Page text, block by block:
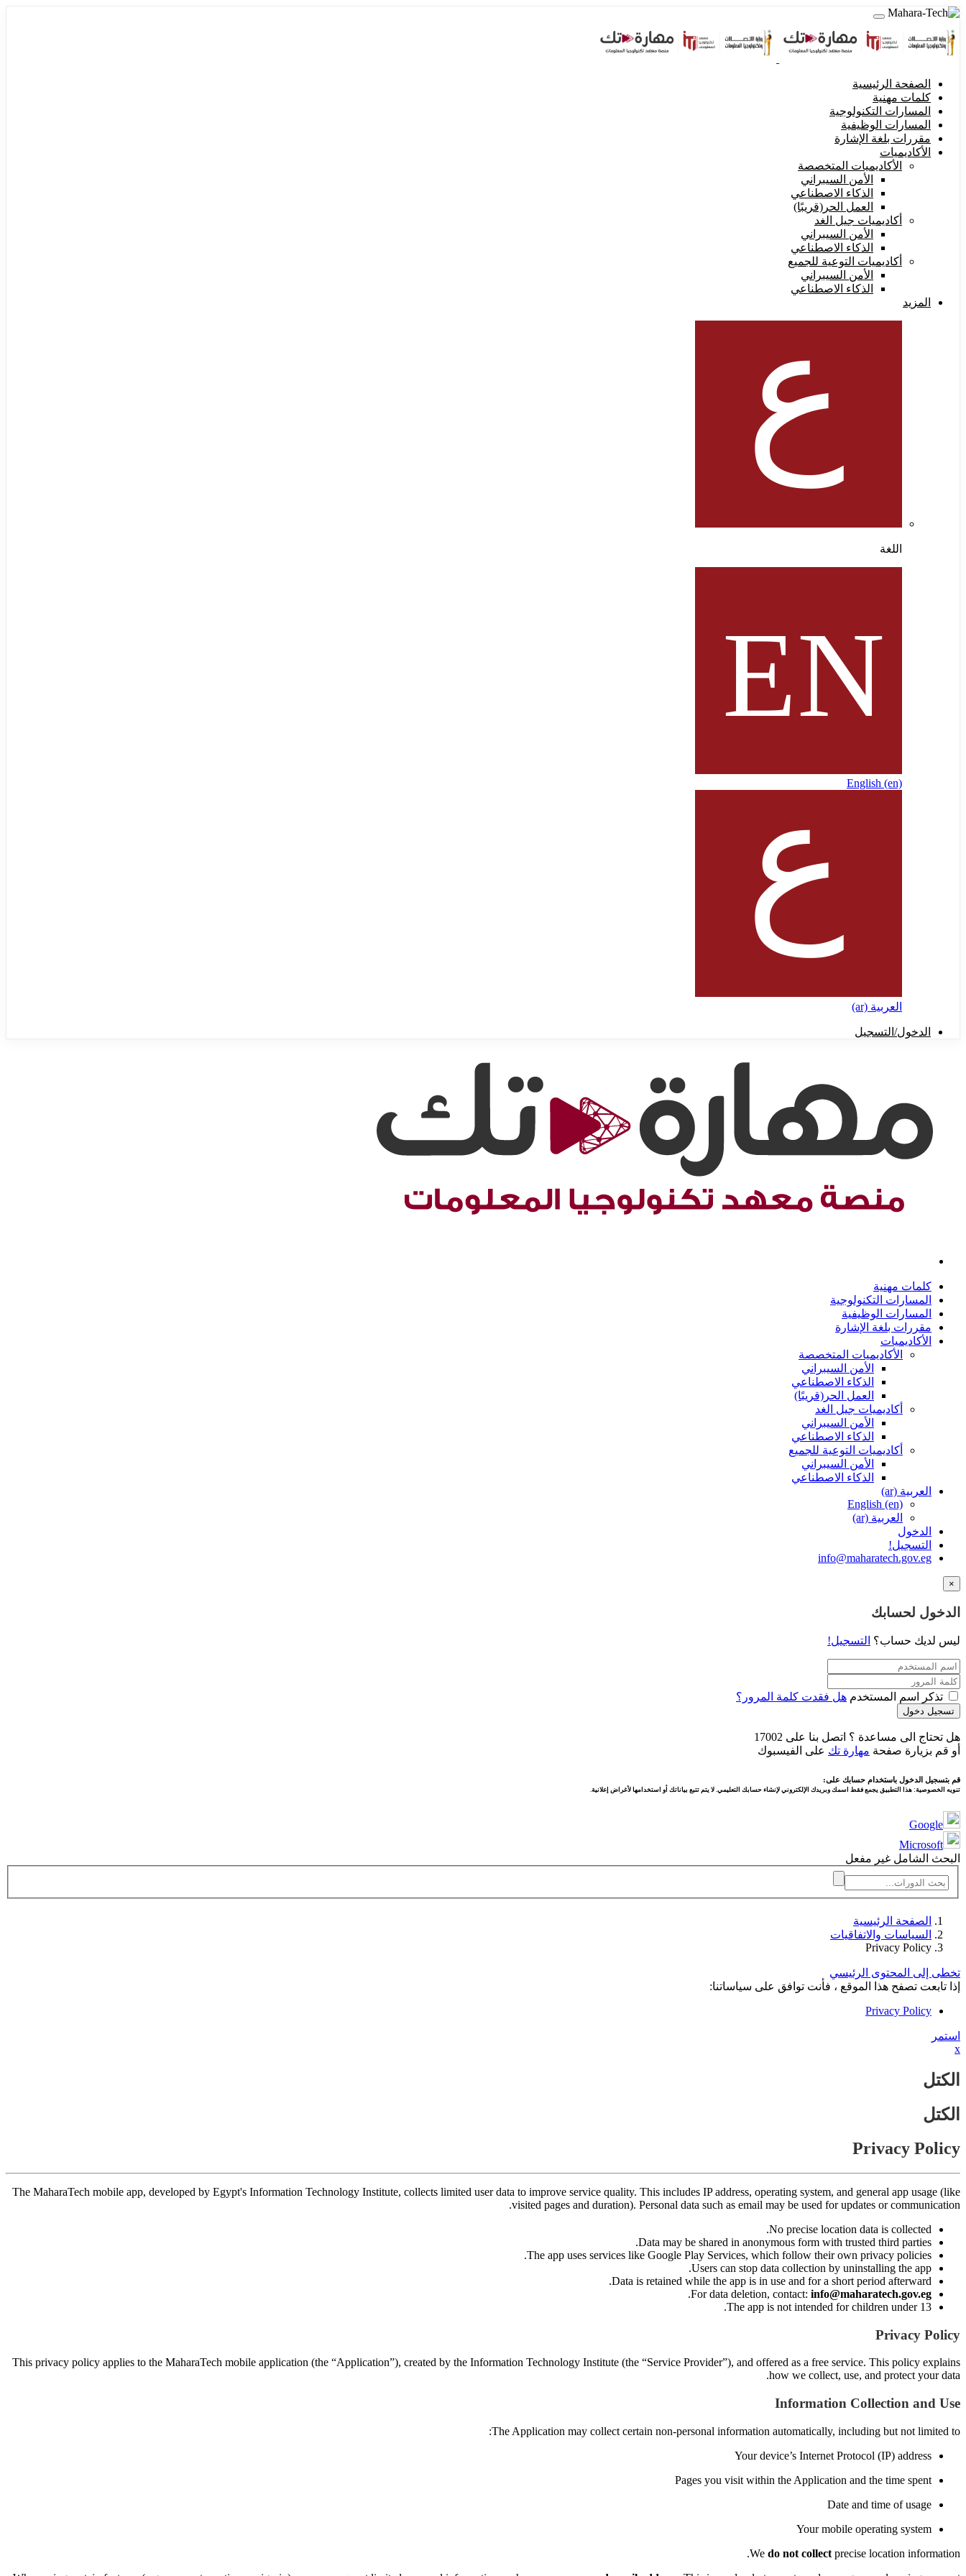
الصفحة الرئيسية
كلمات مهنية
المسارات التكنولوجية
المسارات الوظيفية
مقررات بلغة الإشارة
الأكاديميات
الأكاديميات المتخصصة
الأمن السيبراني
الذكاء الاصطناعي
العمل الحر(قريبًا)
أكاديميات جيل الغد
الأمن السيبراني
الذكاء الاصطناعي
أكاديميات التوعية للجميع
الأمن السيبراني
الذكاء الاصطناعي
المزيد
اللغة
English ‎(en)‎
العربية ‎(ar)‎
الدخول/التسجيل
كلمات مهنية
المسارات التكنولوجية
المسارات الوظيفية
مقررات بلغة الإشارة
الأكاديميات
الأكاديميات المتخصصة
الأمن السيبراني
الذكاء الاصطناعي
العمل الحر(قريبًا)
أكاديميات جيل الغد
الأمن السيبراني
الذكاء الاصطناعي
أكاديميات التوعية للجميع
الأمن السيبراني
الذكاء الاصطناعي
العربية ‎(ar)‎
English ‎(en)‎
العربية ‎(ar)‎
الدخول
التسجيل!
info@maharatech.gov.eg
×
الدخول لحسابك
ليس لديك حساب؟ التسجيل!
تذكر اسم المستخدم هل فقدت كلمة المرور؟
تسجيل دخول
هل تحتاج الى مساعدة ؟ اتصل بنا على 17002
أو قم بزيارة صفحة مهارة تك على الفيسبوك
قم بتسجيل الدخول باستخدام حسابك على:
تنويه الخصوصية: هذا التطبيق يجمع فقط اسمك وبريدك الإلكتروني لإنشاء حسابك التعليمي. لا يتم تتبع بياناتك أو استخدامها لأغراض إعلانية.
Google
Microsoft
البحث الشامل غير مفعل
الصفحة الرئيسية
السياسات والاتفاقيات
Privacy Policy
تخطى إلى المحتوى الرئيسي
إذا تابعت تصفح هذا الموقع ، فأنت توافق على سياساتنا:
Privacy Policy
استمر
x
الكتل
الكتل
Privacy Policy
The MaharaTech mobile app, developed by Egypt's Information Technology Institute, collects limited user data to improve service quality. This includes IP address, operating system, and general app usage (like
visited pages and duration). Personal data such as email may be used for updates or communication.
No precise location data is collected.
Data may be shared in anonymous form with trusted third parties.
The app uses services like Google Play Services, which follow their own privacy policies.
Users can stop data collection by uninstalling the app.
Data is retained while the app is in use and for a short period afterward.
For data deletion, contact: info@maharatech.gov.eg
.
The app is not intended for children under 13.
Privacy Policy
This privacy policy applies to the MaharaTech mobile application (the “Application”), created by the Information Technology Institute (the “Service Provider”), and offered as a free service. This policy explains
how we collect, use, and protect your data.
Information Collection and Use
The Application may collect certain non-personal information automatically, including but not limited to:
Your device’s Internet Protocol (IP) address
Pages you visit within the Application and the time spent
Date and time of usage
Your mobile operating system
We do not collect precise location information.